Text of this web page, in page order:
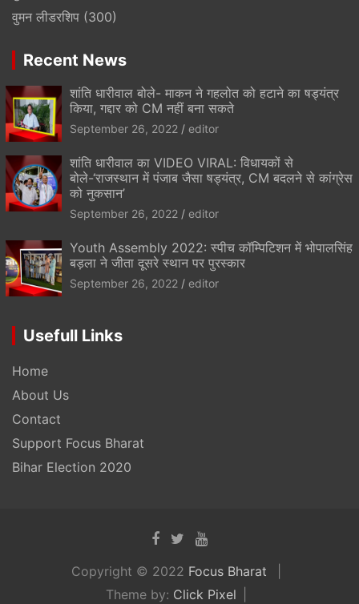
वुमन लीडरशिप (300)
Recent News
शांति धारीवाल बोले- माकन ने गहलोत को हटाने का षड्यंत्र
किया, गद्दार को CM नहीं बना सकते
September 26, 2022 editor
शांति धारीवाल का VIDEO VIRAL: विधायकों से
बोले-‘राजस्थान में पंजाब जैसा षड्यंत्र, CM बदलने से कांग्रेस
को नुकसान’
September 26, 2022 editor
Youth Assembly 2022: स्पीच कॉम्पिटिशन में भोपालसिंह
बड़ला ने जीता दूसरे स्थान पर पुरस्कार
September 26, 2022 editor
Usefull Links
Home
About Us
Contact
Support Focus Bharat
Bihar Election 2020
Copyright © 2022 Focus Bharat
Theme by: Click Pixel